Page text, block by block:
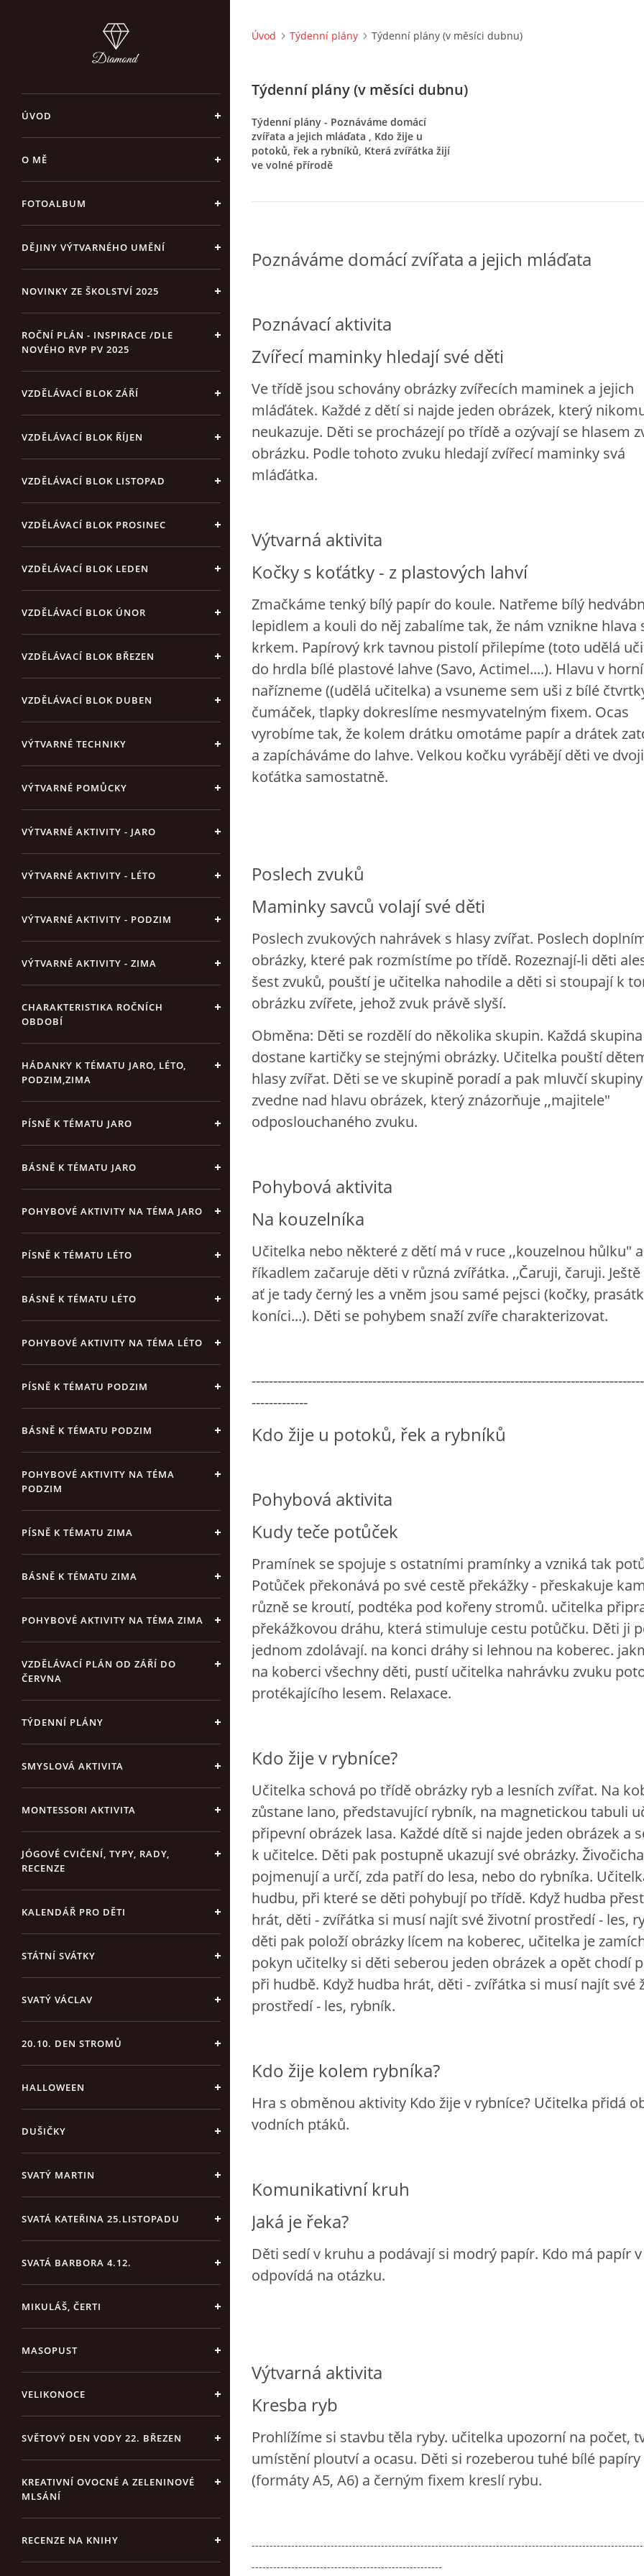
ÚVOD
O MĚ
FOTOALBUM
DĚJINY VÝTVARNÉHO UMĚNÍ
NOVINKY ZE ŠKOLSTVÍ 2025
ROČNÍ PLÁN - INSPIRACE /DLE
NOVÉHO RVP PV 2025
VZDĚLÁVACÍ BLOK ZÁŘÍ
VZDĚLÁVACÍ BLOK ŘÍJEN
VZDĚLÁVACÍ BLOK LISTOPAD
VZDĚLÁVACÍ BLOK PROSINEC
VZDĚLÁVACÍ BLOK LEDEN
VZDĚLÁVACÍ BLOK ÚNOR
VZDĚLÁVACÍ BLOK BŘEZEN
VZDĚLÁVACÍ BLOK DUBEN
VÝTVARNÉ TECHNIKY
VÝTVARNÉ POMŮCKY
VÝTVARNÉ AKTIVITY - JARO
VÝTVARNÉ AKTIVITY - LÉTO
VÝTVARNÉ AKTIVITY - PODZIM
VÝTVARNÉ AKTIVITY - ZIMA
CHARAKTERISTIKA ROČNÍCH
OBDOBÍ
HÁDANKY K TÉMATU JARO, LÉTO,
PODZIM,ZIMA
PÍSNĚ K TÉMATU JARO
BÁSNĚ K TÉMATU JARO
POHYBOVÉ AKTIVITY NA TÉMA JARO
PÍSNĚ K TÉMATU LÉTO
BÁSNĚ K TÉMATU LÉTO
POHYBOVÉ AKTIVITY NA TÉMA LÉTO
PÍSNĚ K TÉMATU PODZIM
BÁSNĚ K TÉMATU PODZIM
POHYBOVÉ AKTIVITY NA TÉMA
PODZIM
PÍSNĚ K TÉMATU ZIMA
BÁSNĚ K TÉMATU ZIMA
POHYBOVÉ AKTIVITY NA TÉMA ZIMA
VZDĚLÁVACÍ PLÁN OD ZÁŘÍ DO
ČERVNA
TÝDENNÍ PLÁNY
SMYSLOVÁ AKTIVITA
MONTESSORI AKTIVITA
JÓGOVÉ CVIČENÍ, TYPY, RADY,
RECENZE
KALENDÁŘ PRO DĚTI
STÁTNÍ SVÁTKY
SVATÝ VÁCLAV
20.10. DEN STROMŮ
HALLOWEEN
DUŠIČKY
SVATÝ MARTIN
SVATÁ KATEŘINA 25.LISTOPADU
SVATÁ BARBORA 4.12.
MIKULÁŠ, ČERTI
MASOPUST
VELIKONOCE
SVĚTOVÝ DEN VODY 22. BŘEZEN
KREATIVNÍ OVOCNÉ A ZELENINOVÉ
MLSÁNÍ
RECENZE NA KNIHY
Úvod Týdenní plány Týdenní plány (v měsíci dubnu)
Týdenní plány (v měsíci dubnu)
Týdenní plány - Poznáváme domácí
zvířata a jejich mláďata , Kdo žije u
potoků, řek a rybníků, Která zvířátka žijí
ve volné přírodě
Poznáváme domácí zvířata a jejich mláďata
Poznávací aktivita
Zvířecí maminky hledají své děti
Ve třídě jsou schovány obrázky zvířecích maminek a jejich
mláďátek. Každé z dětí si najde jeden obrázek, který
neukazuje. Děti se procházejí po třídě a ozývají se hlasem
obrázku. Podle tohoto zvuku hledají zvířecí maminky svá
mláďátka.
Výtvarná aktivita
Kočky s koťátky - z plastových lahví
Zmačkáme tenký bílý papír do koule. Natřeme bílý
lepidlem a kouli do něj zabalíme tak, že nám vznikne hlava
krkem. Papírový krk tavnou pistolí přilepíme (toto udělá
do hrdla bílé plastové lahve (Savo, Actimel....). Hlavu v
nařízneme ((udělá učitelka) a vsuneme sem uši z bílé
čumáček, tlapky dokreslíme nesmyvatelným fixem. Ocas
vyrobíme tak, že kolem drátku omotáme papír a drátek
a zapícháváme do lahve. Velkou kočku vyrábějí děti ve
koťátka samostatně.
Poslech zvuků
Maminky savců volají své děti
Poslech zvukových nahrávek s hlasy zvířat. Poslech
obrázky, které pak rozmístíme po třídě. Rozeznají-li děti
šest zvuků, pouští je učitelka nahodile a děti si stoupají k
obrázku zvířete, jehož zvuk právě slyší.
Obměna: Děti se rozdělí do několika skupin. Každá skupina
dostane kartičky se stejnými obrázky. Učitelka pouští
hlasy zvířat. Děti se ve skupině poradí a pak mluvčí skupiny
zvedne nad hlavu obrázek, který znázorňuje ,,majitele"
odposlouchaného zvuku.
Pohybová aktivita
Na kouzelníka
Učitelka nebo některé z dětí má v ruce ,,kouzelnou hůlku" a
říkadlem začaruje děti v různá zvířátka. ,,Čaruji, čaruji. Ještě
ať je tady černý les a vněm jsou samé pejsci (kočky,
koníci...). Děti se pohybem snaží zvíře charakterizovat.
-------------
Kdo žije u potoků, řek a rybníků
Pohybová aktivita
Kudy teče potůček
Pramínek se spojuje s ostatními pramínky a vzniká tak
Potůček překonává po své cestě překážky - přeskakuje
různě se kroutí, podtéka pod kořeny stromů. učitelka
překážkovou dráhu, která stimuluje cestu potůčku. Děti ji
jednom zdolávají. na konci dráhy si lehnou na koberec.
na koberci všechny děti, pustí učitelka nahrávku zvuku
protékajícího lesem. Relaxace.
Kdo žije v rybníce?
Učitelka schová po třídě obrázky ryb a lesních zvířat. Na
zůstane lano, představující rybník, na magnetickou tabuli
připevní obrázek lasa. Každé dítě si najde jeden obrázek a
k učitelce. Děti pak postupně ukazují své obrázky. Živočicha
pojmenují a určí, zda patří do lesa, nebo do rybníka.
hudbu, při které se děti pohybují po třídě. Když hudba
hrát, děti - zvířátka si musí najít své životní prostředí - les,
děti pak položí obrázky lícem na koberec, učitelka je
pokyn učitelky si děti seberou jeden obrázek a opět chodí
při hudbě. Když hudba hrát, děti - zvířátka si musí najít své
prostředí - les, rybník.
Kdo žije kolem rybníka?
Hra s obměnou aktivity Kdo žije v rybníce? Učitelka přidá
vodních ptáků.
Komunikativní kruh
Jaká je řeka?
Děti sedí v kruhu a podávají si modrý papír. Kdo má papír
odpovídá na otázku.
Výtvarná aktivita
Kresba ryb
Prohlížíme si stavbu těla ryby. učitelka upozorní na počet,
umístění ploutví a ocasu. Děti si rozeberou tuhé bílé papíry
(formáty A5, A6) a černým fixem kreslí rybu.
-----------------------------------------------------